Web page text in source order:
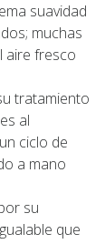
suavidad
muchas
aire fresco
tratamiento
al
ciclo de
a mano
su
que